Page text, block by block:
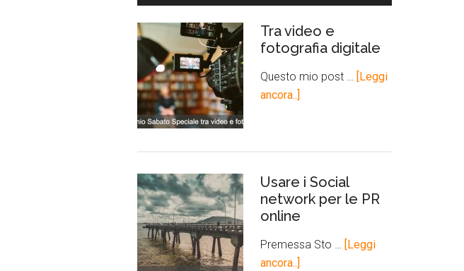
Tra video e
fotografia digitale
Questo mio post …
[Leggi
ancora..]
Usare i Social
network per le PR
online
Premessa Sto …
[Leggi
ancora..]